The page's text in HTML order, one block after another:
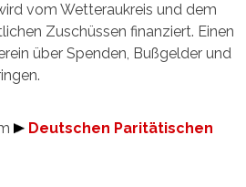
vom Wetteraukreis und dem
Zuschüssen finanziert. Einen
über Spenden, Bußgelder und
Deutschen Paritätischen